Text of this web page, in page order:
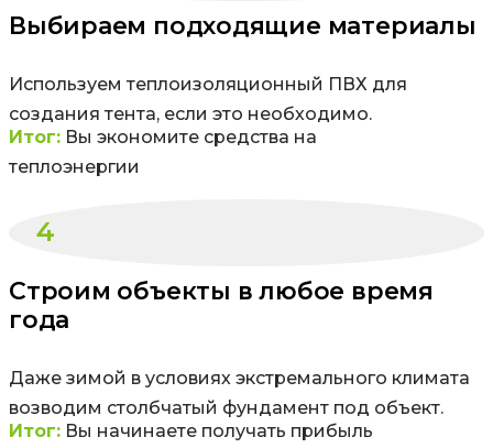
Выбираем подходящие материалы
Используем теплоизоляционный ПВХ для
создания тента, если это необходимо.
Итог: Вы экономите средства на
теплоэнергии
4
Строим объекты в любое время
года
Даже зимой в условиях экстремального климата
возводим столбчатый фундамент под объект.
Итог: Вы начинаете получать прибыль